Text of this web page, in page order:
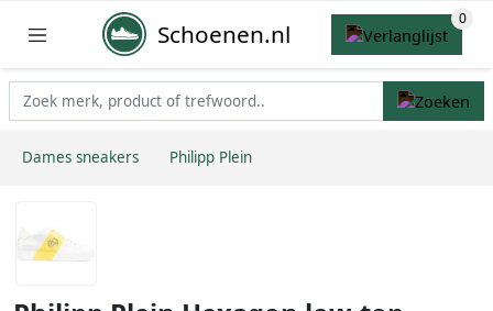
Schoenen.nl
Dames sneakers Philipp Plein